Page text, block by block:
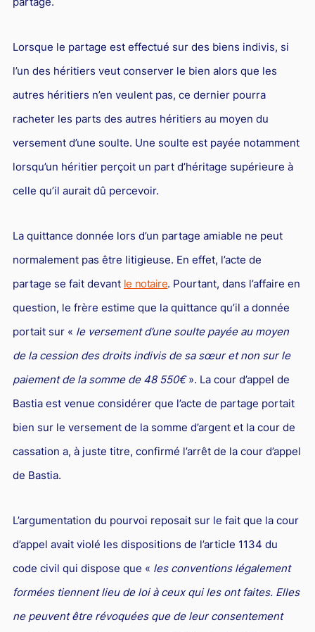
L'industrie
Caution bancaire
Droit de l'environnement et des énergies renouvelables
Concurrence déloyale
Transport
Droit et Fiscalité du marché de l'Art
Responsabilité Sociétale des Entreprises (R.S.E)
Hôtellerie et restauration
Procédures et tribunaux
Contentieux cession d’entreprise
Droit commercial
Énergie
Banque et Assurance
Droit bancaire
Jurisprudences et actualités
Droit de la réparation et du dommage corporel
Lorsque le partage est effectué sur des biens indivis, si
l’un des héritiers veut conserver le bien alors que les
autres héritiers n’en veulent pas, ce dernier pourra
racheter les parts des autres héritiers au moyen du
versement d’une soulte. Une soulte est payée notamment
lorsqu’un héritier perçoit un part d’héritage supérieure à
celle qu’il aurait dû percevoir.
La quittance donnée lors d’un partage amiable ne peut
normalement pas être litigieuse. En effet, l’acte de
partage se fait devant le notaire. Pourtant, dans l’affaire en
question, le frère estime que la quittance qu’il a donnée
portait sur « le versement d’une soulte payée au moyen
de la cession des droits indivis de sa sœur et non sur le
paiement de la somme de 48 550€». La cour d’appel de
Bastia est venue considérer que l’acte de partage portait
bien sur le versement de la somme d’argent et la cour de
cassation a, à juste titre, confirmé l’arrêt de la cour d’appel
de Bastia.
L’argumentation du pourvoi reposait sur le fait que la cour
d’appel avait violé les dispositions de l’article 1134 du
code civil qui dispose que « les conventions légalement
formées tiennent lieu de loi à ceux qui les ont faites. Elles
ne peuvent être révoquées que de leur consentement